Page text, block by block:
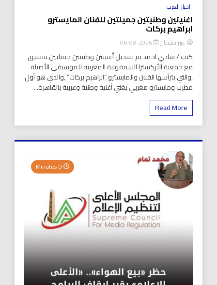
اخبار العرب
اغنيتين وطنيتين جميلتين للفنان المايسترو
ابراهيم بركات
عبير سليمان 2026-08-06
كتب / شادي احمد تم تسجيل أغنيتين وطنيتين جميلتين بتنسيق
مع جمعية الأركسترا السمفونية المغربية للموسيقى الأصيلة
,والتي يترأسها الفنان والمايسترو “ابراهيم بركات” ,والدي هو أول
مطرب ومايسترو مغربي يغني أغنية وطنية وعربية بالقاهرة...
Read More